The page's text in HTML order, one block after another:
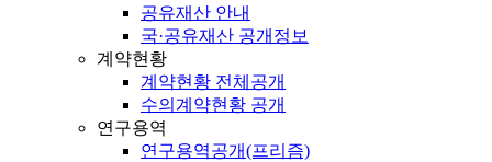
공유재산 안내
국·공유재산 공개정보
계약현황
계약현황 전체공개
수의계약현황 공개
연구용역
연구용역공개(프리즘)